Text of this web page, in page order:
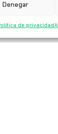
Denegar
de privacidad
con un dato
Ikusi ha